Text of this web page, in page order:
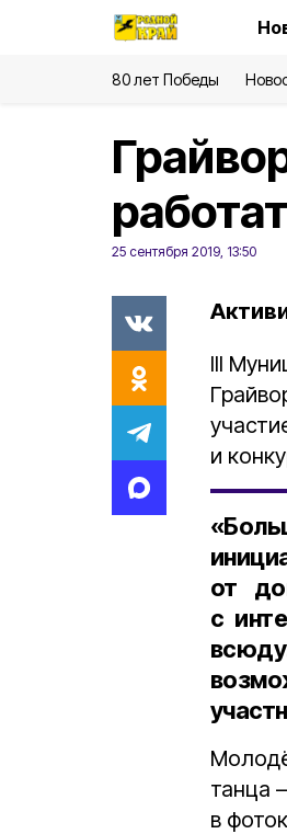
80 лет Победы
25 сентября 2019, 13:50
III
и
от
с
танца
в